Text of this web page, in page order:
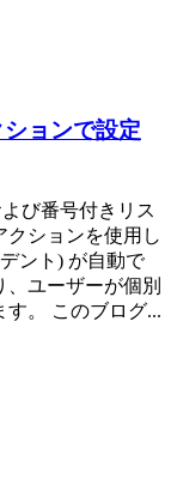
ョンで設定
び番号付きリス
クションを使用し
ント) が自動で
ユーザーが個別
。 このブログ...